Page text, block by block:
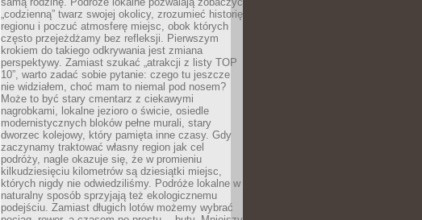
„codzienną” twarz swojej okolicy, zrozumieć historię
regionu i poczuć atmosferę miejsc, obok których
często przejeżdżamy bez refleksji. Pierwszym
krokiem do takiego odkrywania jest zmiana
perspektywy. Zamiast szukać „atrakcji z listy TOP
10”, warto zadać sobie pytanie: czego tu jeszcze
nie widziałem, choć mam to niemal pod nosem?
Może to być stary cmentarz z ciekawymi
nagrobkami, lokalne jezioro o świcie, osiedle
modernistycznych bloków pełne murali, stary
dworzec kolejowy, który pamięta inne czasy. Gdy
zaczynamy traktować własny region jak cel
podróży, nagle okazuje się, że w promieniu
kilkudziesięciu kilometrów są dziesiątki miejsc,
których nigdy nie odwiedziliśmy. Podróże lokalne w
naturalny sposób sprzyjają też ekologicznemu
podejściu. Zamiast długich lotów możemy wybrać